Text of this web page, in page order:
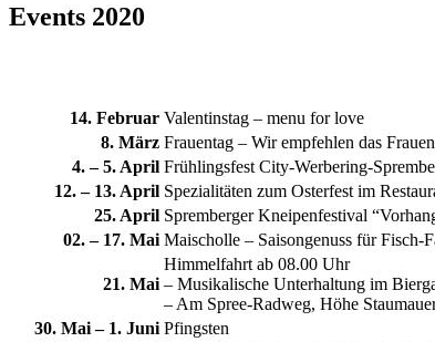
Events 2020
14. Februar Valentinstag – menu for love
8. März Frauentag – Wir empfehlen das
4. – 5. April Frühlingsfest City-Werbering-
12. – 13. April Spezialitäten zum Osterfest im
25. April Spremberger Kneipenfestival
02. – 17. Mai Maischolle – Saisongenuss für Fisch-
21. Mai
Himmelfahrt ab 08.00 Uhr
– Musikalische Unterhaltung im
– Am Spree-Radweg, Höhe
30. Mai – 1. Juni Pfingsten